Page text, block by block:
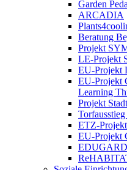
Garden
ARCADIA
Beratung
Projekt
LE-Projekt
EU-Projekt
EU-Projekt
Learning
Projekt
ETZ-
EU-Projekt
EDUGARD